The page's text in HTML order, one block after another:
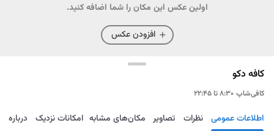
اولین عکس این مکان را شما اضافه کنید.
افزودن عکس
کافه دکو
کافی‌شاپ ۸:۳۰ تا ۲۲:۴۵
مسیریابی ذخیره ارسال اطلاعات عمومی نظرات تصاویر مکان‌های مشابه امکانات نزدیک درباره